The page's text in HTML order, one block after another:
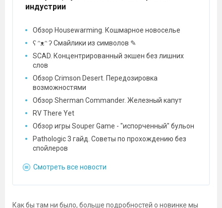
индустрии
Обзор Housewarming. Кошмарное новоселье
ʕ ᵔᴥᵔ ʔ Смайлики из символов ✎
SCAD. Концентрированный экшен без лишних
слов
Обзор Crimson Desert. Передозировка
возможностями
Обзор Sherman Commander. Железный капут
RV There Yet
Обзор игры Souper Game - "испорченный" бульон
Pathologic 3 гайд. Советы по прохождению без
спойлеров
Смотреть все новости
Как бы там ни было, больше подробностей о новинке мы